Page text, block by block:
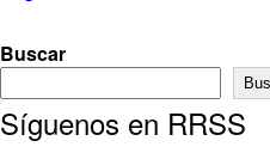
de
entradas
Buscar
Síguenos en RRSS